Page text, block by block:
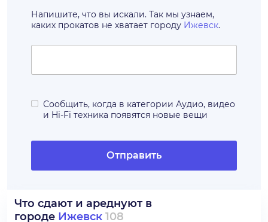
Напишите, что вы искали. Так мы узнаем,
каких прокатов не хватает городу Ижевск.
Сообщить, когда в категории Аудио, видео
и Hi-Fi техника появятся новые вещи
Отправить
Что сдают и ареднуют в
городе Ижевск 108